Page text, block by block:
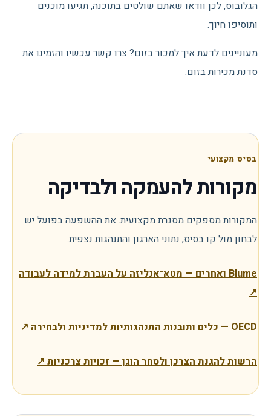
הגלובוס, לכן וודאו שאתם שולטים בתוכנה, תגיעו מוכנים
ותוסיפו חיוך.
מעוניינים לדעת איך למכור בזום? צרו קשר עכשיו והזמינו את
סדנת מכירות בזום.
בסיס מקצועי
מקורות להעמקה ולבדיקה
המקורות מספקים מסגרת מקצועית. את ההשפעה בפועל יש
לבחון מול קו בסיס, נתוני הארגון והתנהגות נצפית.
Blume ואחרים — מטא־אנליזה על העברת למידה לעבודה
↗
OECD — כלים ותובנות התנהגותיות למדיניות ולבחירה ↗
הרשות להגנת הצרכן ולסחר הוגן — זכויות צרכניות↗